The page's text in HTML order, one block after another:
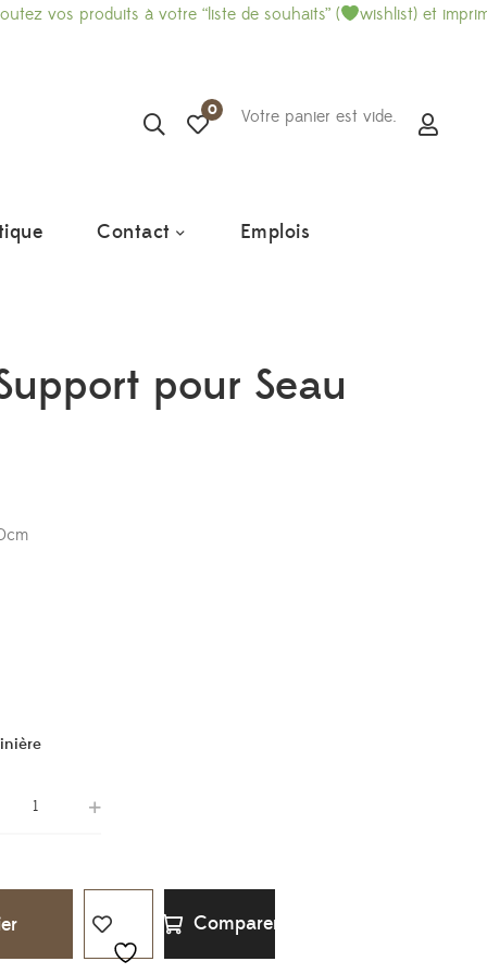
à votre “liste de souhaits” ( wishlist) et imprimez-là
0 Votre panier est vide.
Contact Emplois
pour Seau
Comparer